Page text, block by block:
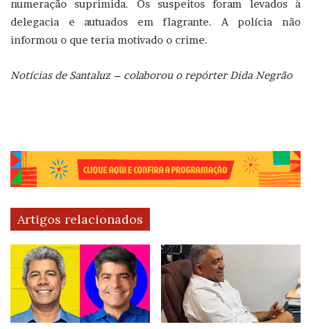
numeração suprimida. Os suspeitos foram levados à
delegacia e autuados em flagrante. A polícia não
informou o que teria motivado o crime.
Notícias de Santaluz – colaborou o repórter Dida Negrão
Artigos relacionados